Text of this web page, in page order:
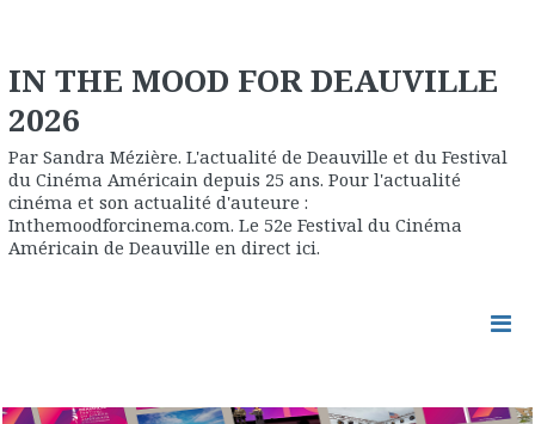
IN THE MOOD FOR DEAUVILLE
2026
Par Sandra Mézière. L'actualité de Deauville et du Festival
du Cinéma Américain depuis 25 ans. Pour l'actualité
cinéma et son actualité d'auteure :
Inthemoodforcinema.com. Le 52e Festival du Cinéma
Américain de Deauville en direct ici.